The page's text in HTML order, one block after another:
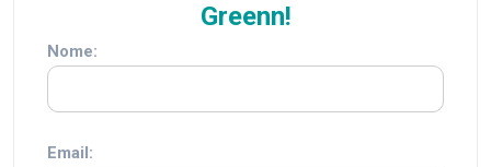
Greenn!
Nome:
Email: